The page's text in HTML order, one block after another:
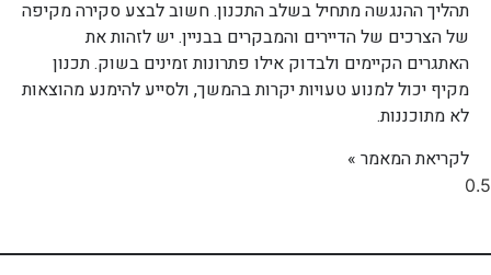
תהליך ההנגשה מתחיל בשלב התכנון. חשוב לבצע סקירה מקיפה
של הצרכים של הדיירים והמבקרים בבניין. יש לזהות את
האתגרים הקיימים ולבדוק אילו פתרונות זמינים בשוק. תכנון
מקיף יכול למנוע טעויות יקרות בהמשך, ולסייע להימנע מהוצאות
לא מתוכננות.
לקריאת המאמר »